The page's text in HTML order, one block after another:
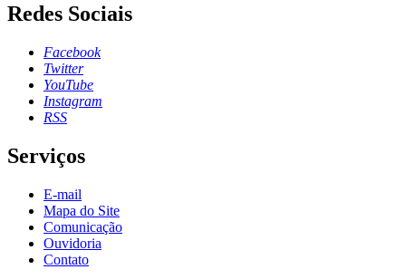
Redes Sociais
Facebook
Twitter
YouTube
Instagram
RSS
Serviços
E-mail
Mapa do Site
Comunicação
Ouvidoria
Contato